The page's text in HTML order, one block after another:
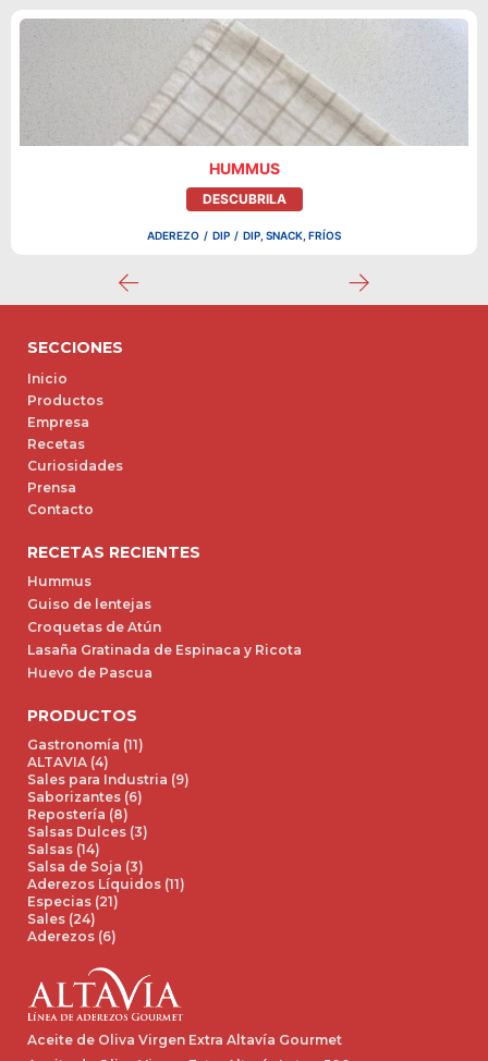
HUMMUS
DESCUBRILA
ADEREZO / DIP / DIP, SNACK, FRÍOS
SECCIONES
Inicio
Productos
Empresa
Recetas
Curiosidades
Prensa
Contacto
RECETAS RECIENTES
Hummus
Guiso de lentejas
Croquetas de Atún
Lasaña Gratinada de Espinaca y Ricota
Huevo de Pascua
PRODUCTOS
Gastronomía (11)
ALTAVIA (4)
Sales para Industria (9)
Saborizantes (6)
Repostería (8)
Salsas Dulces (3)
Salsas (14)
Salsa de Soja (3)
Aderezos Líquidos (11)
Especias (21)
Sales (24)
Aderezos (6)
Aceite de Oliva Virgen Extra Altavía Gourmet